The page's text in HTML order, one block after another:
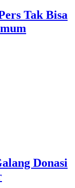
Tak Bisa
Donasi